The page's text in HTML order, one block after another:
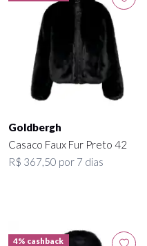
Goldbergh
Casaco Faux Fur Preto 42
R$ 367,50 por 7 dias
4% cashback